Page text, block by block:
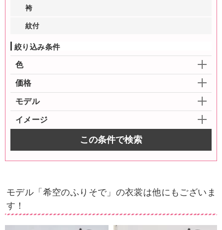
袴
紋付
絞り込み条件
色
価格
モデル
イメージ
この条件で検索
モデル「希空のふりそで」の衣裳は他にもございま
す！